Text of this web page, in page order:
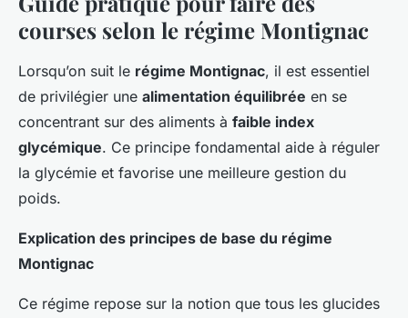
courses selon le régime Montignac
Lorsqu’on suit le régime Montignac, il est essentiel
de privilégier une alimentation équilibrée en se
concentrant sur des aliments à faible index
glycémique. Ce principe fondamental aide à réguler
la glycémie et favorise une meilleure gestion du
poids.
Explication des principes de base du régime
Montignac
Ce régime repose sur la notion que tous les glucides